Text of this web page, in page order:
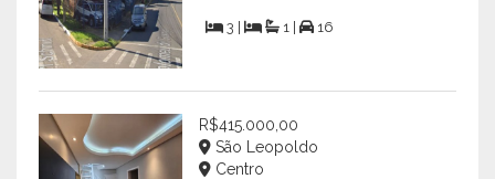
3 | 1 | 16
R$415.000,00
São Leopoldo
Centro